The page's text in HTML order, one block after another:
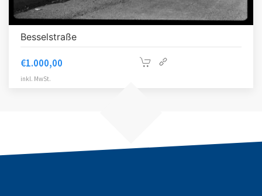
Besselstraße
€1.000,00
inkl. MwSt.